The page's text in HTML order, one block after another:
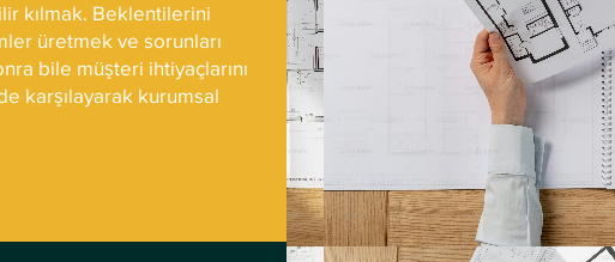
kılmak. Beklentilerini
üretmek ve sorunları
bile müşteri ihtiyaçlarını
karşılayarak kurumsal